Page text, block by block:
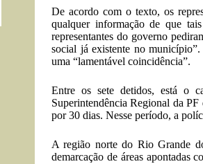
De acordo com o texto, os
qualquer informação de que
representantes do governo
social já existente no
uma “lamentável coincidência”.
Entre os sete detidos, está o
Superintendência Regional da
por 30 dias. Nesse período, a
A região norte do Rio Grande
demarcação de áreas apontadas